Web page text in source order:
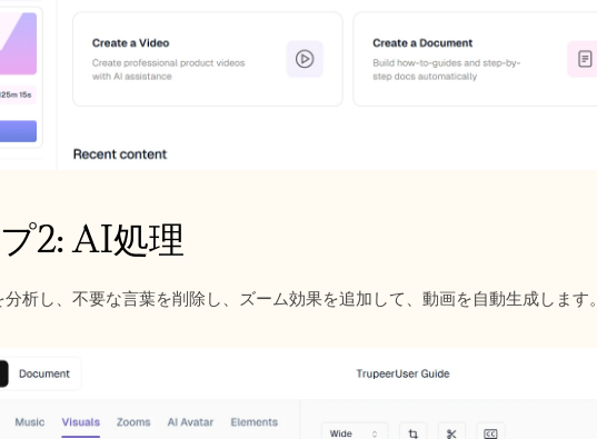
2: AI処理
析し、不要な言葉を削除し、ズーム効果を追加して、動画を自動生成します。